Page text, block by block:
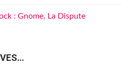
: Gnome, La Dispute